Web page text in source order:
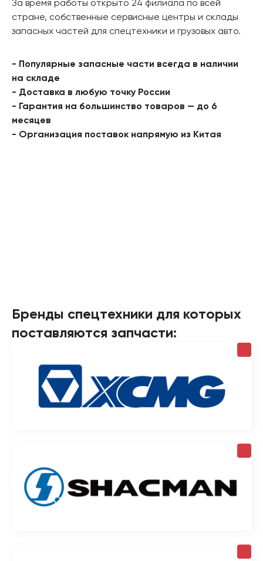
За время работы открыто 24 филиала по всей
стране, собственные сервисные центры и склады
запасных частей для спецтехники и грузовых авто.
- Популярные запасные части всегда в наличии
на складе
- Доставка в любую точку России
- Гарантия на большинство товаров — до 6
месяцев
- Организация поставок напрямую из Китая
Бренды спецтехники для которых
поставляются запчасти: